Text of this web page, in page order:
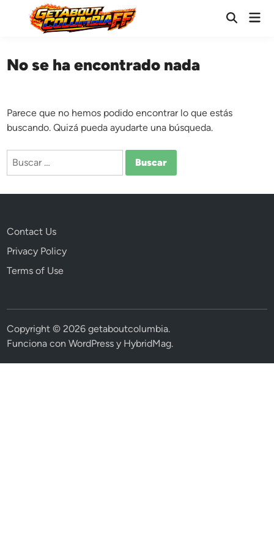
contenido
Abrir
No se ha encontrado nada
Parece que no hemos podido encontrar lo que estás
buscando. Quizá pueda ayudarte una búsqueda.
Buscar:
Contact Us
Privacy Policy
Terms of Use
Copyright © 2026getaboutcolumbia.
Funciona conWordPress y HybridMag.